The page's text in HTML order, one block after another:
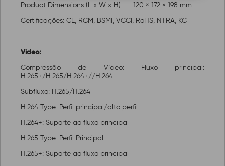
Product Dimensions (L x W x H):
120 × 172 × 198 mm
Certificações: CE, RCM, BSMI, VCCI, RoHS, NTRA, KC
Vídeo:
Compressão de Vídeo: Fluxo principal:
H.265+/H.265/H.264+//H.264
Subfluxo: H.265/H.264
H.264 Type: Perfil principal/alto perfil
H.264+: Suporte ao fluxo principal
H.265 Type: Perfil Principal
H.265+: Suporte ao fluxo principal